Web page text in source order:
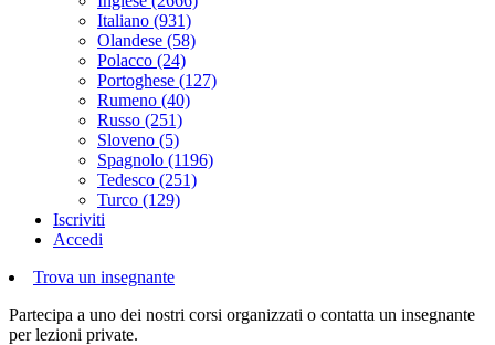
Italiano (931)
Olandese (58)
Polacco (24)
Portoghese (127)
Rumeno (40)
Russo (251)
Sloveno (5)
Spagnolo (1196)
Tedesco (251)
Turco (129)
Iscriviti
Accedi
Trova un insegnante
Partecipa a uno dei nostri corsi organizzati o contatta un insegnante
per lezioni private.